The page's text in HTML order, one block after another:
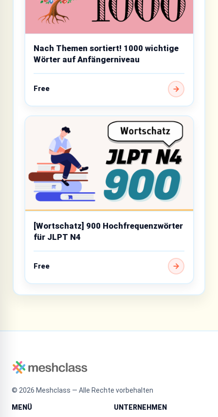
Nach Themen sortiert! 1000 wichtige
Wörter auf Anfängerniveau
Free
[Wortschatz] 900 Hochfrequenzwörter
für JLPT N4
Free
© 2026 Meshclass — Alle Rechte vorbehalten
MENÜ UNTERNEHMEN